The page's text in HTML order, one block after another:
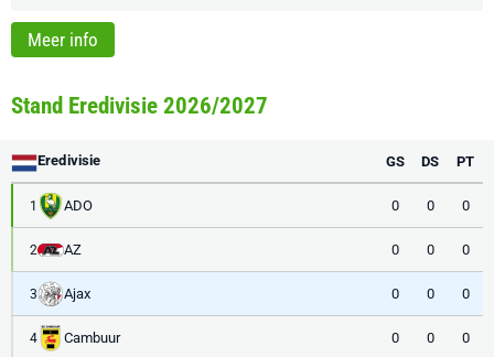
Meer info
Stand Eredivisie 2026/2027
Eredivisie GS DS PT
1 ADO 0 0 0
2 AZ 0 0 0
3 Ajax 0 0 0
4 Cambuur 0 0 0